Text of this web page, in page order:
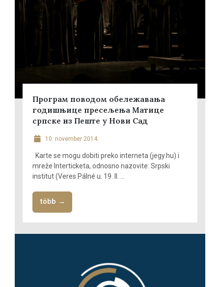
Програм поводом обележавања
годишњице пресељења Матице
српске из Пеште у Нови Сад
10. november 2014.
Karte se mogu dobiti preko interneta (jegy.hu) i
mreže Interticketa, odnosno nazovite: Srpski
institut (Veres Pálné u. 19. II. ...
több →